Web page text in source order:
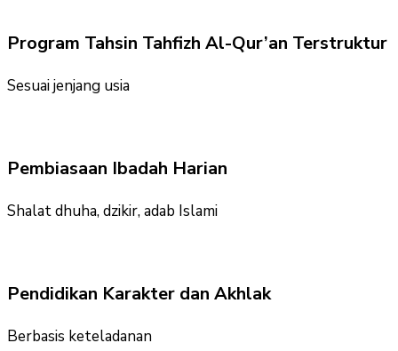
Program Tahsin Tahfizh Al-Qur’an Terstruktur
Sesuai jenjang usia
Pembiasaan Ibadah Harian
Shalat dhuha, dzikir, adab Islami
Pendidikan Karakter dan Akhlak
Berbasis keteladanan